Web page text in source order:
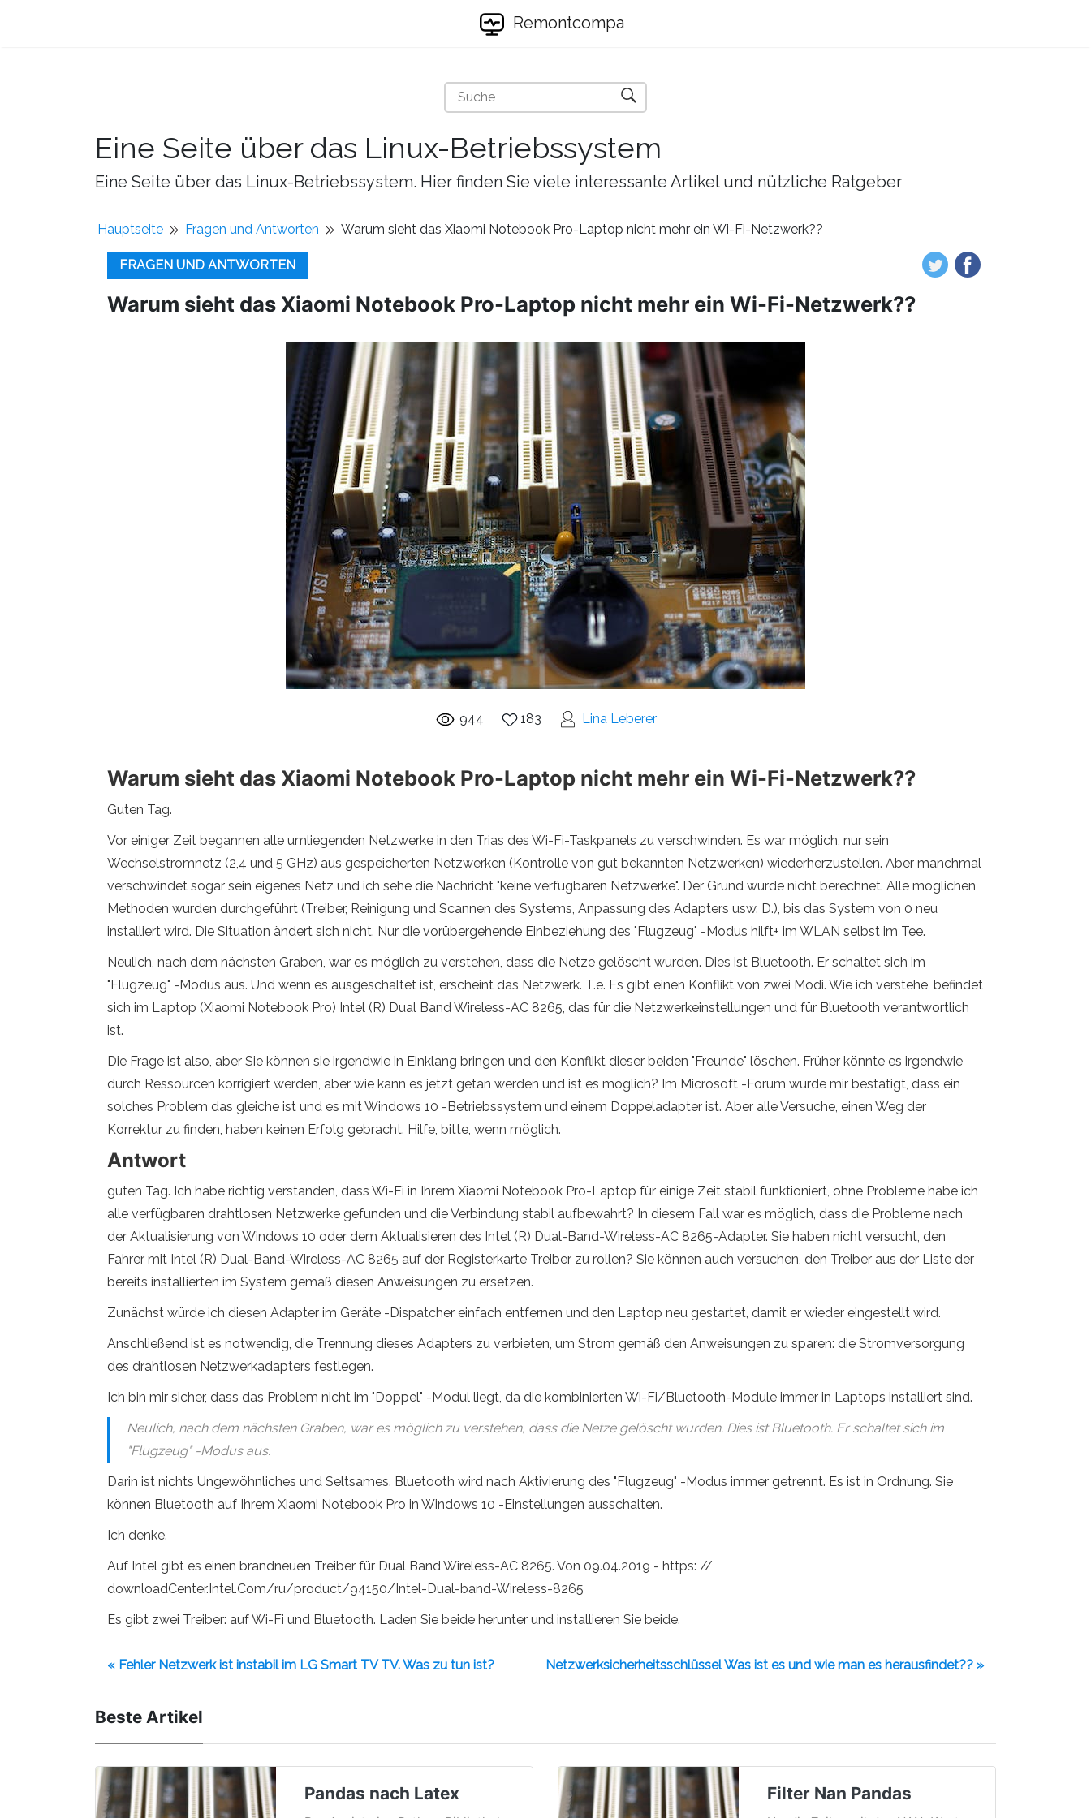
Remontcompa
Eine Seite über das Linux-Betriebssystem
Eine Seite über das Linux-Betriebssystem. Hier finden Sie viele interessante Artikel und nützliche Ratgeber
Hauptseite Fragen und Antworten Warum sieht das Xiaomi Notebook Pro-Laptop nicht mehr ein Wi-Fi-Netzwerk??
FRAGEN UND ANTWORTEN
Warum sieht das Xiaomi Notebook Pro-Laptop nicht mehr ein Wi-Fi-Netzwerk??
944 183 Lina Leberer
Warum sieht das Xiaomi Notebook Pro-Laptop nicht mehr ein Wi-Fi-Netzwerk??
Guten Tag.
Vor einiger Zeit begannen alle umliegenden Netzwerke in den Trias des Wi-Fi-Taskpanels zu verschwinden. Es war möglich, nur sein
Wechselstromnetz (2,4 und 5 GHz) aus gespeicherten Netzwerken (Kontrolle von gut bekannten Netzwerken) wiederherzustellen. Aber manchmal
verschwindet sogar sein eigenes Netz und ich sehe die Nachricht "keine verfügbaren Netzwerke". Der Grund wurde nicht berechnet. Alle möglichen
Methoden wurden durchgeführt (Treiber, Reinigung und Scannen des Systems, Anpassung des Adapters usw. D.), bis das System von 0 neu
installiert wird. Die Situation ändert sich nicht. Nur die vorübergehende Einbeziehung des "Flugzeug" -Modus hilft+ im WLAN selbst im Tee.
Neulich, nach dem nächsten Graben, war es möglich zu verstehen, dass die Netze gelöscht wurden. Dies ist Bluetooth. Er schaltet sich im
"Flugzeug" -Modus aus. Und wenn es ausgeschaltet ist, erscheint das Netzwerk. T.e. Es gibt einen Konflikt von zwei Modi. Wie ich verstehe, befindet
sich im Laptop (Xiaomi Notebook Pro) Intel (R) Dual Band Wireless-AC 8265, das für die Netzwerkeinstellungen und für Bluetooth verantwortlich
ist.
Die Frage ist also, aber Sie können sie irgendwie in Einklang bringen und den Konflikt dieser beiden "Freunde" löschen. Früher könnte es irgendwie
durch Ressourcen korrigiert werden, aber wie kann es jetzt getan werden und ist es möglich? Im Microsoft -Forum wurde mir bestätigt, dass ein
solches Problem das gleiche ist und es mit Windows 10 -Betriebssystem und einem Doppeladapter ist. Aber alle Versuche, einen Weg der
Korrektur zu finden, haben keinen Erfolg gebracht. Hilfe, bitte, wenn möglich.
Antwort
guten Tag. Ich habe richtig verstanden, dass Wi-Fi in Ihrem Xiaomi Notebook Pro-Laptop für einige Zeit stabil funktioniert, ohne Probleme habe ich
alle verfügbaren drahtlosen Netzwerke gefunden und die Verbindung stabil aufbewahrt? In diesem Fall war es möglich, dass die Probleme nach
der Aktualisierung von Windows 10 oder dem Aktualisieren des Intel (R) Dual-Band-Wireless-AC 8265-Adapter. Sie haben nicht versucht, den
Fahrer mit Intel (R) Dual-Band-Wireless-AC 8265 auf der Registerkarte Treiber zu rollen? Sie können auch versuchen, den Treiber aus der Liste der
bereits installierten im System gemäß diesen Anweisungen zu ersetzen.
Zunächst würde ich diesen Adapter im Geräte -Dispatcher einfach entfernen und den Laptop neu gestartet, damit er wieder eingestellt wird.
Anschließend ist es notwendig, die Trennung dieses Adapters zu verbieten, um Strom gemäß den Anweisungen zu sparen: die Stromversorgung
des drahtlosen Netzwerkadapters festlegen.
Ich bin mir sicher, dass das Problem nicht im "Doppel" -Modul liegt, da die kombinierten Wi-Fi/Bluetooth-Module immer in Laptops installiert sind.
Neulich, nach dem nächsten Graben, war es möglich zu verstehen, dass die Netze gelöscht wurden. Dies ist Bluetooth. Er schaltet sich im
"Flugzeug" -Modus aus.
Darin ist nichts Ungewöhnliches und Seltsames. Bluetooth wird nach Aktivierung des "Flugzeug" -Modus immer getrennt. Es ist in Ordnung. Sie
können Bluetooth auf Ihrem Xiaomi Notebook Pro in Windows 10 -Einstellungen ausschalten.
Ich denke.
Auf Intel gibt es einen brandneuen Treiber für Dual Band Wireless-AC 8265. Von 09.04.2019 - https: //
downloadCenter.Intel.Com/ru/product/94150/Intel-Dual-band-Wireless-8265
Es gibt zwei Treiber: auf Wi-Fi und Bluetooth. Laden Sie beide herunter und installieren Sie beide.
« Fehler Netzwerk ist instabil im LG Smart TV TV. Was zu tun ist? Netzwerksicherheitsschlüssel Was ist es und wie man es herausfindet?? »
Beste Artikel
Pandas nach Latex Filter Nan Pandas